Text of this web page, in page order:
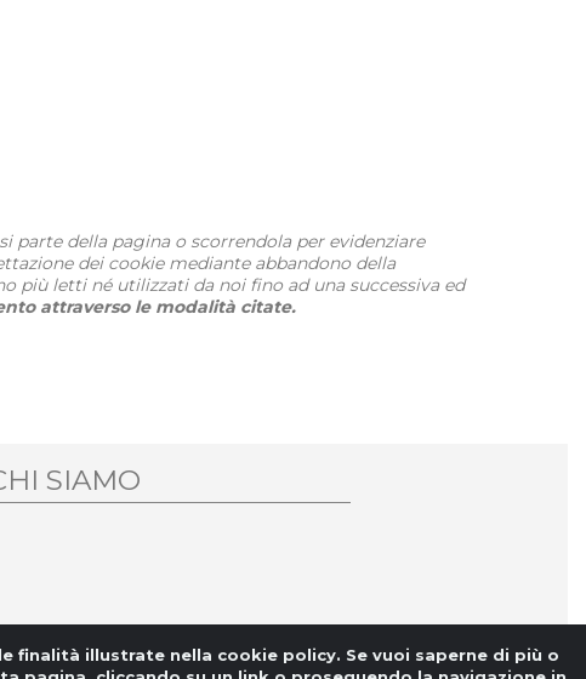
parte della pagina o scorrendola per evidenziare
dei cookie mediante abbandono della
più letti né utilizzati da noi fino ad una successiva ed
attraverso le modalità citate.
SIAMO
illustrate nella cookie policy. Se vuoi saperne di più o